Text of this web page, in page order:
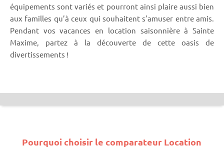
équipements sont variés et pourront ainsi plaire aussi bien
aux familles qu’à ceux qui souhaitent s’amuser entre amis.
Pendant vos vacances en location saisonnière à Sainte
Maxime, partez à la découverte de cette oasis de
divertissements !
Pourquoi choisir le comparateur Location